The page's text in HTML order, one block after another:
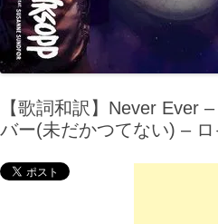
【歌詞和訳】Never Ever
バー(未だかつてない) –